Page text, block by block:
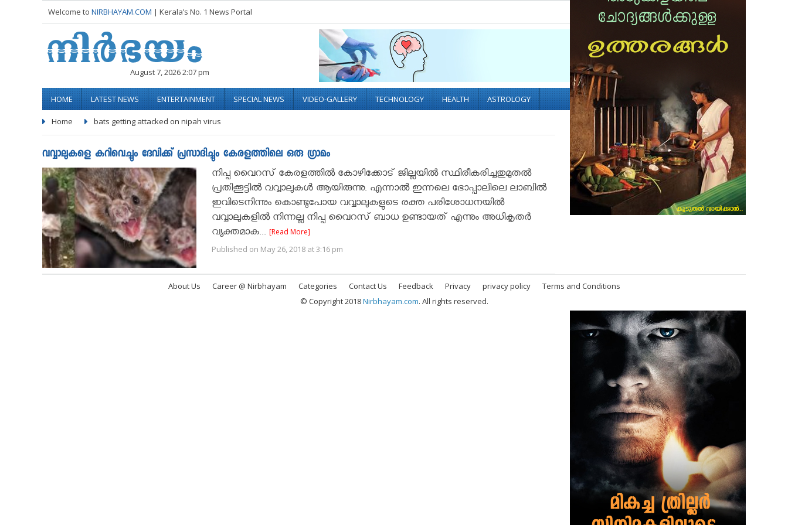
Welcome to NIRBHAYAM.COM | Kerala’s No. 1 News Portal Socialize with us
August 7, 2026 2:07 pm
HOME LATEST NEWS ENTERTAINMENT SPECIAL NEWS VIDEO-GALLERY TECHNOLOGY HEALTH ASTROLOGY
Home bats getting attacked on nipah virus
വവ്വാലുകളെ കറിവെച്ചും ദേവിക്ക് പ്രസാദിച്ചും കേരളത്തിലെ ഒരു ഗ്രാമം
നിപ്പ വൈറസ് കേരളത്തിൽ കോഴിക്കോട് ജില്ലയിൽ സ്ഥിരീകരിച്ചതുമുതൽ
പ്രതിക്കൂട്ടിൽ വവ്വാലുകൾ ആയിരുന്നു. എന്നാൽ ഇന്നലെ ഭോപ്പാലിലെ ലാബിൽ
ഇവിടെനിന്നും കൊണ്ടുപോയ വവ്വാലുകളുടെ രക്ത പരിശോധനയിൽ
വവ്വാലുകളിൽ നിന്നല്ല നിപ്പ വൈറസ് ബാധ ഉണ്ടായത് എന്നും അധികൃതർ
വ്യക്തമാക... [Read More]
Published on May 26, 2018 at 3:16 pm
About Us Career @ Nirbhayam Categories Contact Us Feedback Privacy privacy policy
Terms and Conditions
© Copyright 2018Nirbhayam.com. All rights reserved.